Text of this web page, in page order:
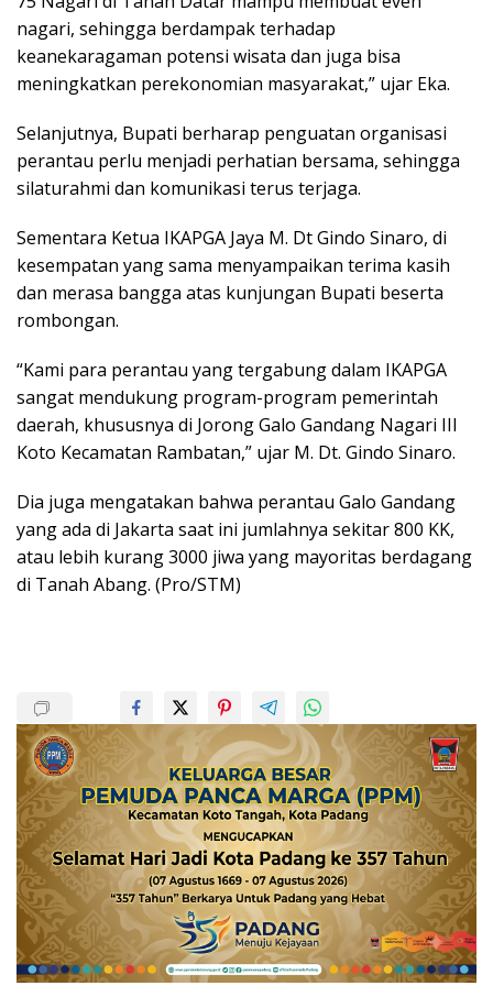
nagari, sehingga berdampak terhadap
keanekaragaman potensi wisata dan juga bisa
meningkatkan perekonomian masyarakat,” ujar Eka.
Selanjutnya, Bupati berharap penguatan organisasi
perantau perlu menjadi perhatian bersama, sehingga
silaturahmi dan komunikasi terus terjaga.
Sementara Ketua IKAPGA Jaya M. Dt Gindo Sinaro, di
kesempatan yang sama menyampaikan terima kasih
dan merasa bangga atas kunjungan Bupati beserta
rombongan.
“Kami para perantau yang tergabung dalam IKAPGA
sangat mendukung program-program pemerintah
daerah, khususnya di Jorong Galo Gandang Nagari III
Koto Kecamatan Rambatan,” ujar M. Dt. Gindo Sinaro.
Dia juga mengatakan bahwa perantau Galo Gandang
yang ada di Jakarta saat ini jumlahnya sekitar 800 KK,
atau lebih kurang 3000 jiwa yang mayoritas berdagang
di Tanah Abang. (Pro/STM)